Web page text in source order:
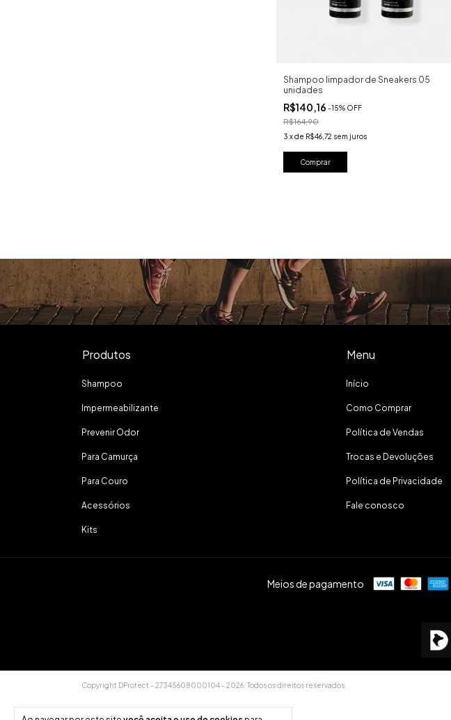
Shampoo limpador de Sneakers 05
unidades
R$140,16 -15% OFF
R$164,90
3 xde R$46,72 sem juros
Produtos
Shampoo
Impermeabilizante
Prevenir Odor
Para Camurça
Para Couro
Acessórios
Kits
Menu
Início
Como Comprar
Política de Vendas
Trocas e Devoluções
Política de Privacidade
Fale conosco
Meios de pagamento
Copyright DProtect - 27345608000104 - 2026. Todos os direitos reservados.